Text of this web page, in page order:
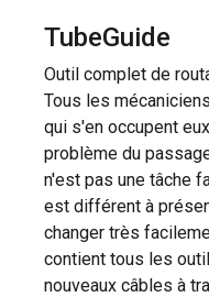
TubeGuide
Outil complet de
Tous les
qui s'en occupent
problème du
n'est pas une tâche
est différent à
changer très
contient tous les
nouveaux câbles à